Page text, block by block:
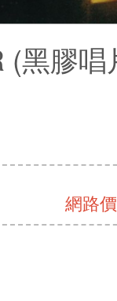
(黑膠唱
網路